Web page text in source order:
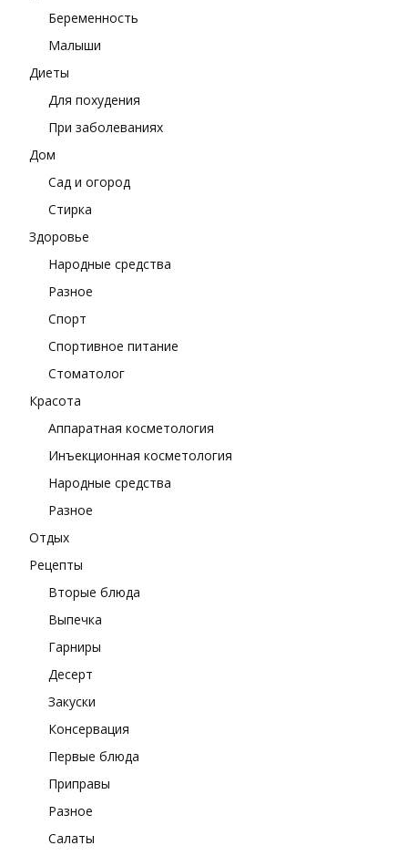
Беременность
Малыши
Диеты
Для похудения
При заболеваниях
Дом
Сад и огород
Стирка
Здоровье
Народные средства
Разное
Спорт
Спортивное питание
Стоматолог
Красота
Аппаратная косметология
Инъекционная косметология
Народные средства
Разное
Отдых
Рецепты
Вторые блюда
Выпечка
Гарниры
Десерт
Закуски
Консервация
Первые блюда
Приправы
Разное
Салаты